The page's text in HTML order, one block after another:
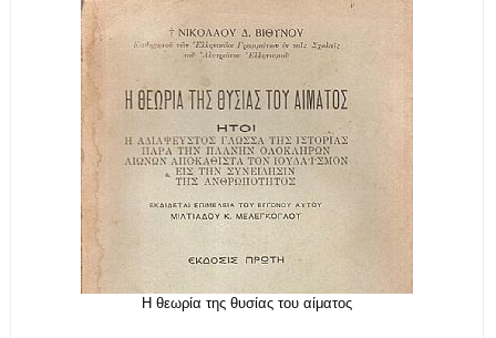
Η θεωρία της θυσίας του αίματος